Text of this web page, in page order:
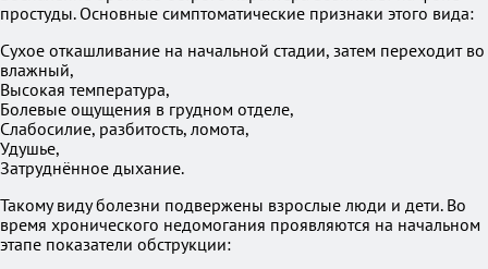
простуды. Основные симптоматические признаки этого вида:
Сухое откашливание на начальной стадии, затем переходит во
влажный,
Высокая температура,
Болевые ощущения в грудном отделе,
Слабосилие, разбитость, ломота,
Удушье,
Затруднённое дыхание.
Такому виду болезни подвержены взрослые люди и дети. Во
время хронического недомогания проявляются на начальном
этапе показатели обструкции: